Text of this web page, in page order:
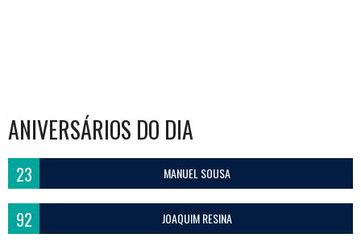
ANIVERSÁRIOS DO DIA
23 MANUEL SOUSA
92 JOAQUIM RESINA